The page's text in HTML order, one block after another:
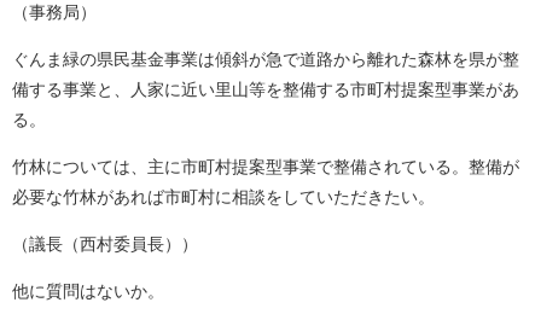
（事務局）
ぐんま緑の県民基金事業は傾斜が急で道路から離れた森林を県が整
備する事業と、人家に近い里山等を整備する市町村提案型事業があ
る。
竹林については、主に市町村提案型事業で整備されている。整備が
必要な竹林があれば市町村に相談をしていただきたい。
（議長（西村委員長））
他に質問はないか。